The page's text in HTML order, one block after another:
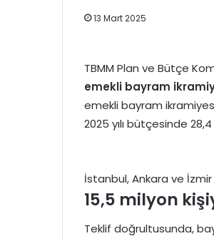
13 Mart 2025
TBMM Plan ve Bütçe
emekli bayram
emekli bayram
2025 yılı bütçesinde
İstanbul, Ankara ve
15,5 milyon
Teklif doğrultusunda,